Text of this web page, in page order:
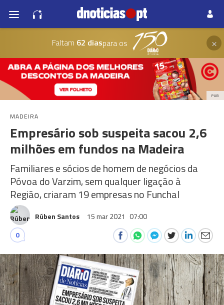
Faltam 62 diaspara os ×
PUB
MADEIRA
Empresário sob suspeita sacou 2,6
milhões em fundos na Madeira
Familiares e sócios de homem de negócios da
Póvoa do Varzim, sem qualquer ligação à
Região, criaram 19 empresas no Funchal
Rúben Santos 15 mar 2021 07:00
0